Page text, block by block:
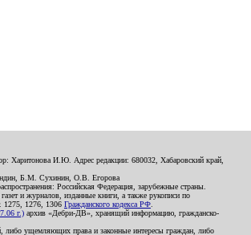
Харитонова И.Ю. Адрес редакции: 680032, Хабаровский край,
Б.М. Сухинин, О.В. Егорова
Российская Федерация, зарубежные страны.
и журналов, изданные книги, а также рукописи по
1275, 1276, 1306 Гражданского кодекса РФ
г.) архив «Дебри-ДВ», хранящий информацию, гражданско-
либо ущемляющих права и законные интересы граждан, либо